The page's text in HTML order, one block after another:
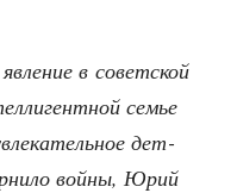
в совет­ской
семье
дет­
вой­ны, Юрий